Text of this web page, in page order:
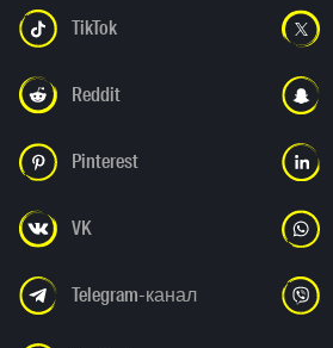
TikTok
Reddit
Pinterest
VK
Telegram-канал